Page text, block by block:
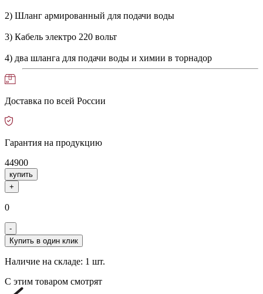
2) Шланг армированный для подачи воды
3) Кабель электро 220 вольт
4) два шланга для подачи воды и химии в торнадор
Доставка по всей России
Гарантия на продукцию
44900
купить
+
0
-
Купить в один клик
Наличие на складе: 1 шт.
С этим товаром смотрят